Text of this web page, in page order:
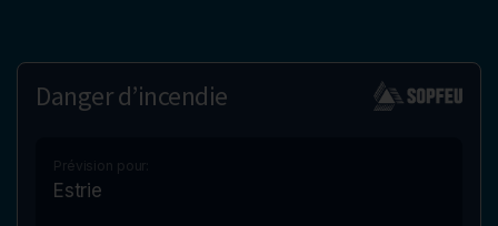
Danger d’incendie
Prévision pour:
Estrie